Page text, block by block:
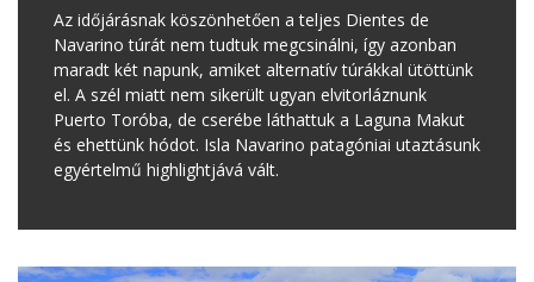
Az időjárásnak köszönhetően a teljes Dientes de
Navarino túrát nem tudtuk megcsinálni, így azonban
maradt két napunk, amiket alternatív túrákkal ütöttünk
el. A szél miatt nem sikerült ugyan elvitorláznunk
Puerto Toróba, de cserébe láthattuk a Laguna Makut
és ehettünk hódot. Isla Navarino patagóniai utaztásunk
egyértelmű highlightjává vált.